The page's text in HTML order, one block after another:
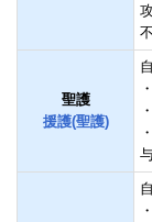
聖護
援護(聖護)